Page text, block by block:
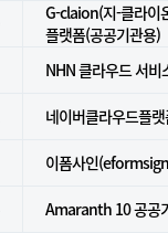
G-claion(지-클라이
플랫폼(공공기관용)
NHN 클라우드 서비
네이버클라우드플
이폼사인
Amaranth 10 공공